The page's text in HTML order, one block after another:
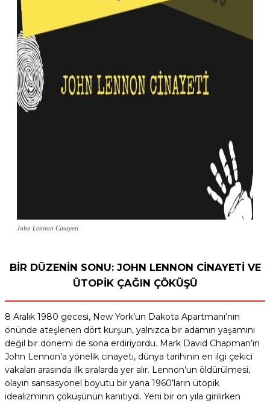
John Lennon Cinayeti
BİR DÜZENİN SONU: JOHN LENNON CİNAYETİ VE
ÜTOPİK ÇAĞIN ÇÖKÜŞÜ
8 Aralık 1980 gecesi, New York’un Dakota Apartmanı’nın
önünde ateşlenen dört kurşun, yalnızca bir adamın yaşamını
değil bir dönemi de sona erdiriyordu. Mark David Chapman’ın
John Lennon’a yönelik cinayeti, dünya tarihinin en ilgi çekici
vakaları arasında ilk sıralarda yer alır. Lennon’un öldürülmesi,
olayın sansasyonel boyutu bir yana 1960’ların ütopik
idealizminin çöküşünün kanıtıydı. Yeni bir on yıla girilirken